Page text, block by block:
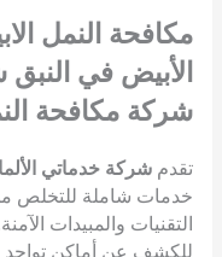
مكافحة النمل
الأبيض في النبق
شركة مكافحة
تقدم شركة خدماتي
خدمات شاملة للتخلص
التقنيات والمبيدات
للكشف عن أماكن تواجد